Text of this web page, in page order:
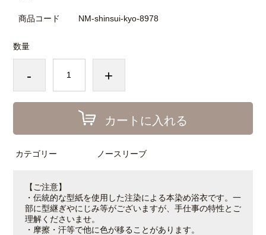
商品コード NM-shinsui-kyo-8978
数量
- +
カートに入れる
カテゴリー ノースリーブ
【ご注意】
・伝統的な型紙を使用した注染による本染め浴衣です。一
部に型継ぎやにじみ等がございますが、手仕事の特性とご
理解くださいませ。
・摩擦・汗等で他に色が移ることがあります。